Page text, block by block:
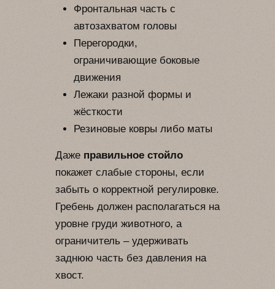
Фронтальная часть с
автозахватом головы
Перегородки,
ограничивающие боковые
движения
Лежаки разной формы и
жёсткости
Резиновые ковры либо маты
Даже правильное стойло
покажет слабые стороны, если
забыть о корректной регулировке.
Гребень должен располагаться на
уровне груди животного, а
ограничитель – удерживать
заднюю часть без давления на
хвост.